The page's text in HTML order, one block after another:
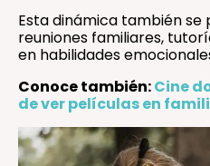
Esta dinámica también se
reuniones familiares,
en habilidades
Conoce también:Cine
de ver películas en